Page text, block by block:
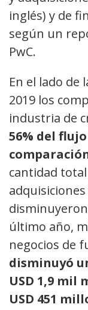
inglés) y de
según un
PwC.
En el lado de
2019 los
industria de
56% del
cantidad
disminuyeron
último año,
negocios de
disminuyó
USD 1,9 mil
USD 451